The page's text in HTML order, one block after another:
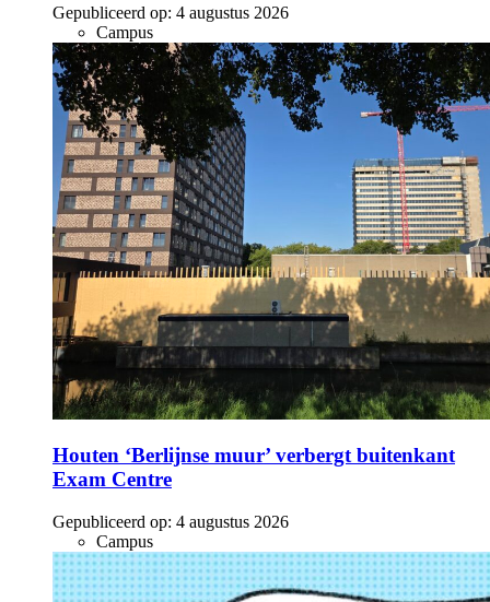
Gepubliceerd op: 4 augustus 2026
Campus
Houten ‘Berlijnse muur’ verbergt buitenkant
Exam Centre
Gepubliceerd op: 4 augustus 2026
Campus